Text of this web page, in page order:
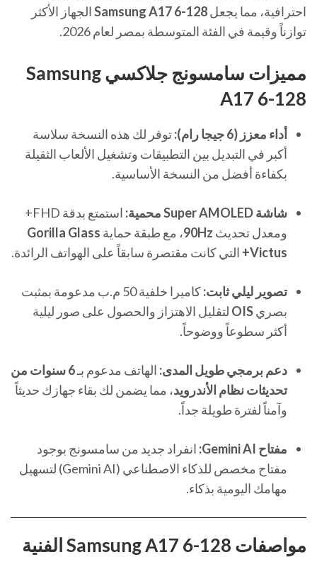
احترافية، مما يجعلSamsung A17 6-128الجهاز الأكثر
توازناً وقيمة في الفئة المتوسطة بمصر لعام 2026.
مميزات سامسونج جلاكسي Samsung
A17 6-128
أداء معزز (6 جيجا رام):
توفر لك هذه النسخة سلاسة
أكبر في التبديل بين التطبيقات وتشغيل الألعاب الثقيلة
بكفاءة أفضل من النسخة الأساسية.
شاشة Super AMOLED محمية:
استمتع بدقة FHD+
ومعدل تحديث 90Hz، مع طبقة حماية Gorilla Glass
Victus+
التي كانت مقتصرة سابقاً على الهواتف الرائدة.
تصوير ليلي ثابت:
كاميرا خلفية 50 م.ب مدعومة بمثبت
بصريOIS لتقليل الاهتزاز والحصول على صور ليلية
أكثر سطوعاً ووضوحاً.
دعم برمجي طويل المدى: الهاتف مدعوم بـ
6 سنوات من
تحديثات نظام الأندرويد، مما يضمن لك بقاء جهازك حديثاً
وآمناً لفترة طويلة جداً.
مفتاح Gemini AI:
انفراد جديد من سامسونج بوجود
مفتاح مخصص للذكاء الاصطناعي (Gemini AI) لتسهيل
مهامك اليومية بذكاء.
مواصفات Samsung A17 6-128 الفنية